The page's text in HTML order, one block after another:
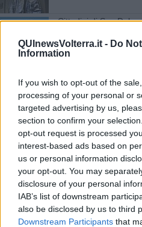
QUInewsVolterra.it - Do
Information
If you wish to opt-out of the
processing of your personal or
targeted advertising by us,
section to confirm your
opt-out request is processed
interest-based ads based on
us or personal information
your opt-out. You may
disclosure of your personal
IAB’s list of downstream
also be disclosed by us to third
Downstream Participants that
Cittadini di San
Due incendi di
direttore
L’ingegneria ai tempi
Un patto per viabilità,
L'ultimo scontro
"Rischio
Lavori sui fossi,